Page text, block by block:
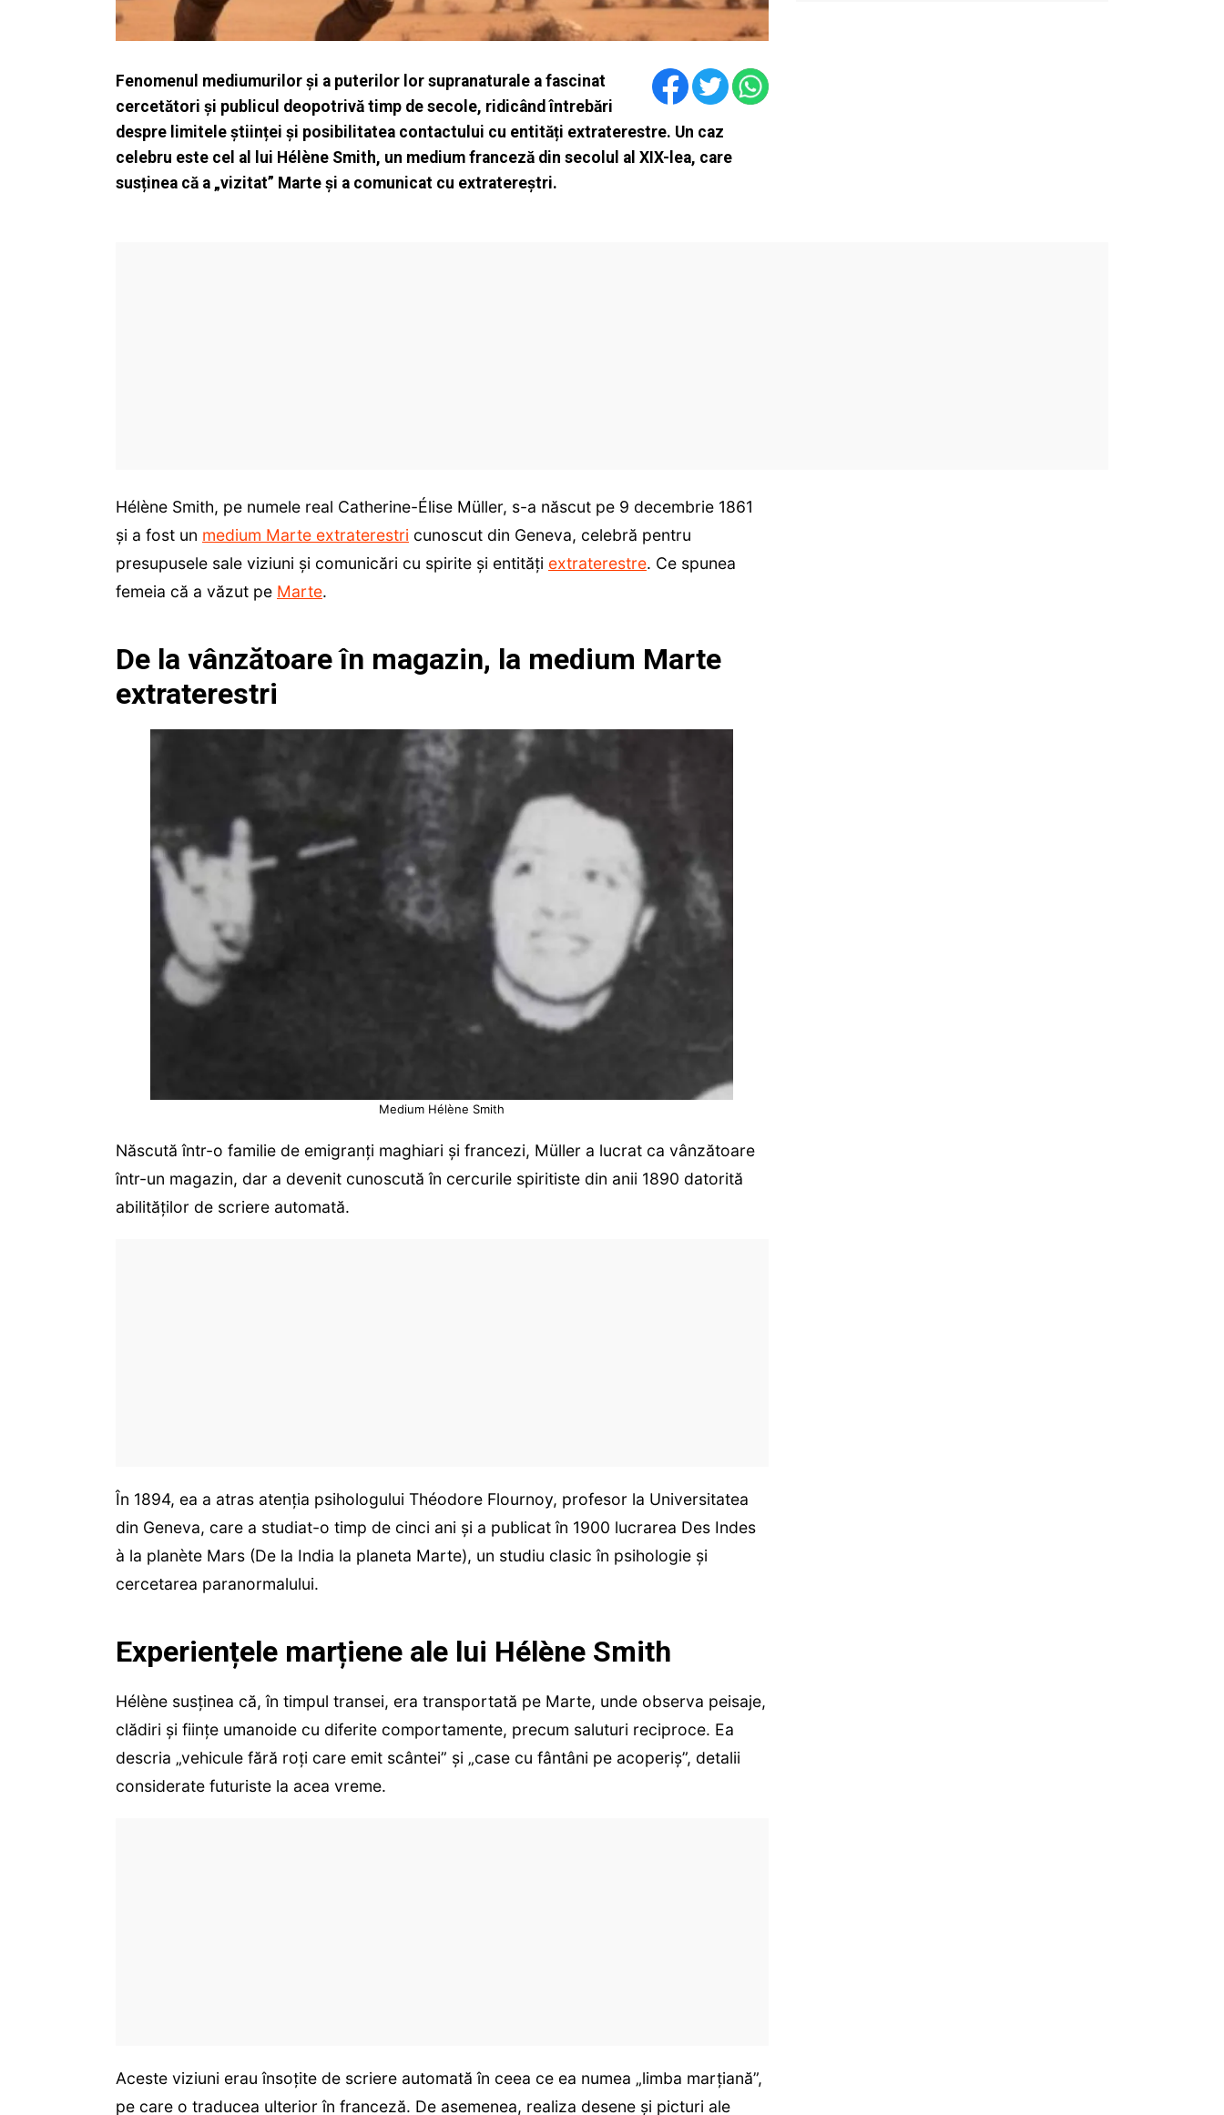
Fenomenul mediumurilor și a puterilor lor supranaturale a fascinat
cercetători și publicul deopotrivă timp de secole, ridicând întrebări
despre limitele științei și posibilitatea contactului cu entități extraterestre. Un caz
celebru este cel al lui Hélène Smith, un medium franceză din secolul al XIX-lea, care
susținea că a „vizitat” Marte și a comunicat cu extratereștri.
Hélène Smith, pe numele real Catherine-Élise Müller, s-a născut pe 9 decembrie 1861
și a fost un medium Marte extraterestri cunoscut din Geneva, celebră pentru
presupusele sale viziuni și comunicări cu spirite și entități extraterestre. Ce spunea
femeia că a văzut pe Marte.
De la vânzătoare în magazin, la medium Marte
extraterestri
Medium Hélène Smith
Născută într-o familie de emigranți maghiari și francezi, Müller a lucrat ca vânzătoare
într-un magazin, dar a devenit cunoscută în cercurile spiritiste din anii 1890 datorită
abilităților de scriere automată.
În 1894, ea a atras atenția psihologului Théodore Flournoy, profesor la Universitatea
din Geneva, care a studiat-o timp de cinci ani și a publicat în 1900 lucrarea Des Indes
à la planète Mars (De la India la planeta Marte), un studiu clasic în psihologie și
cercetarea paranormalului.
Experiențele marțiene ale lui Hélène Smith
Hélène susținea că, în timpul transei, era transportată pe Marte, unde observa peisaje,
clădiri și ființe umanoide cu diferite comportamente, precum saluturi reciproce. Ea
descria „vehicule fără roți care emit scântei” și „case cu fântâni pe acoperiș”, detalii
considerate futuriste la acea vreme.
Aceste viziuni erau însoțite de scriere automată în ceea ce ea numea „limba marțiană”,
pe care o traducea ulterior în franceză. De asemenea, realiza desene și picturi ale